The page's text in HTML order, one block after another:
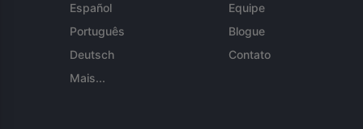
Español
Português
Deutsch
Mais...
Equipe
Blogue
Contato